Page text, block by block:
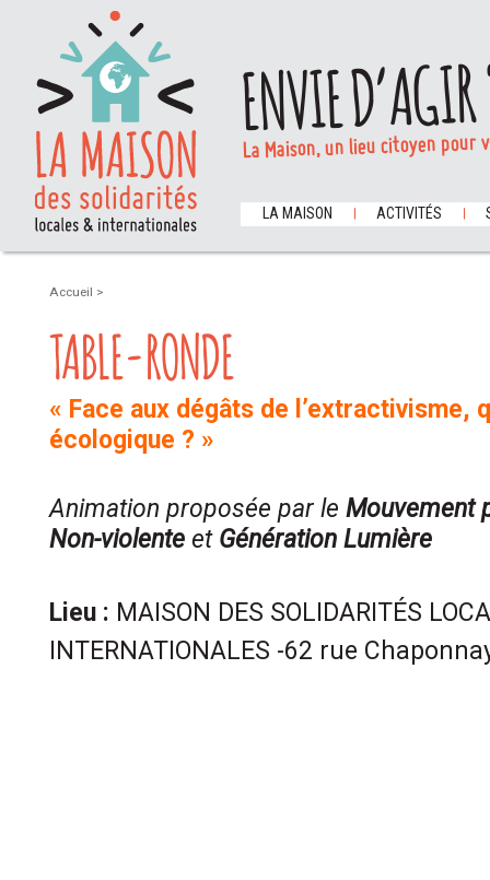
ENVIE
La Maison, un lieu citoyen
LA MAISON ACTIVITÉS
Accueil >
TABLE-RONDE
« Face aux dégâts de l’extractivisme,
écologique ? »
Animation proposée par le Mouvement
Non-violente etGénération Lumière
Lieu : MAISON DES SOLIDARITÉS
INTERNATIONALES -62 rue